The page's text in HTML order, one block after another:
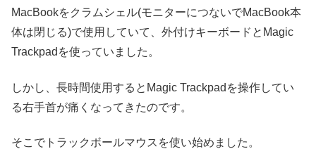
MacBookをクラムシェル(モニターにつないでMacBook本
体は閉じる)で使用していて、外付けキーボードとMagic
Trackpadを使っていました。
しかし、長時間使用するとMagic Trackpadを操作してい
る右手首が痛くなってきたのです。
そこでトラックボールマウスを使い始めました。